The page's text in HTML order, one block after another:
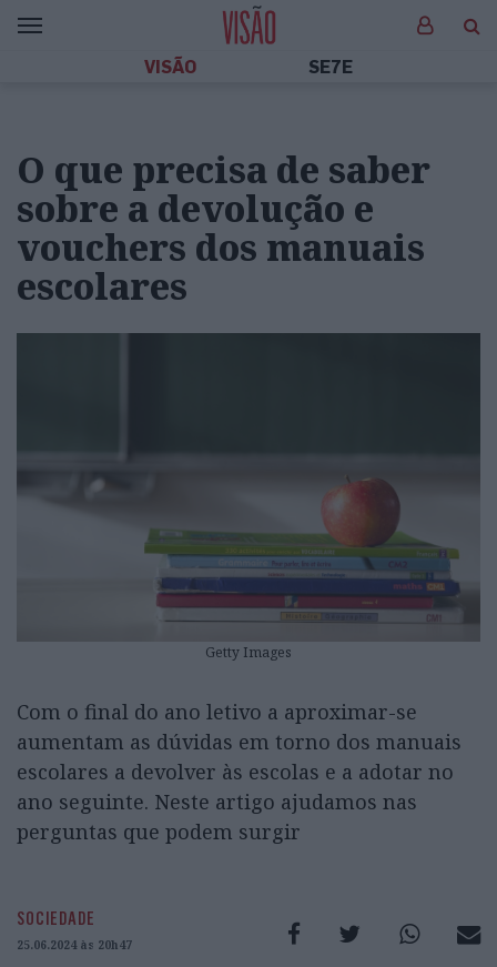
VISÃO SE7E
O que precisa de saber
sobre a devolução e
vouchers dos manuais
escolares
Getty Images
Com o final do ano letivo a aproximar-se
aumentam as dúvidas em torno dos manuais
escolares a devolver às escolas e a adotar no
ano seguinte. Neste artigo ajudamos nas
perguntas que podem surgir
SOCIEDADE
25.06.2024 às 20h47